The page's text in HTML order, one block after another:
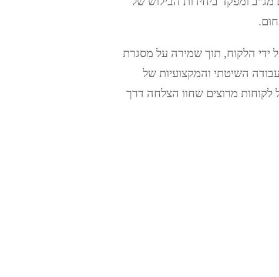
ידי הלקוח, תוך שמירה על מסגרת
השיטתי והמקצועיות של
לקוחות מרוצים שחוו הצלחה דרך